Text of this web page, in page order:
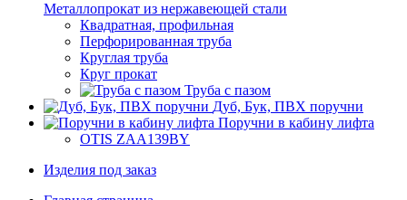
Металлопрокат из нержавеющей стали
Квадратная, профильная
Перфорированная труба
Круглая труба
Круг прокат
Труба с пазом
Дуб, Бук, ПВХ поручни
Поручни в кабину лифта
OTIS ZAA139BY
Изделия под заказ